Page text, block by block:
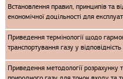
Встановлення правил, принципів та
економічної доцільності для
Приведення термінології щодо
транспортування газу у
Приведення методології розрахунку